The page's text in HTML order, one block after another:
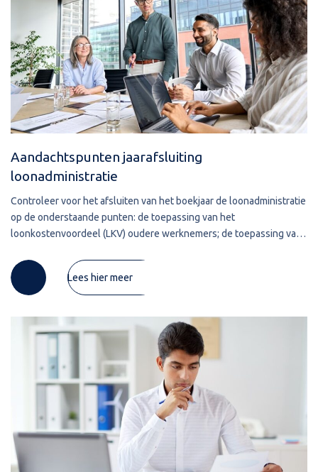
Aandachtspunten jaarafsluiting
loonadministratie
Controleer voor het afsluiten van het boekjaar de loonadministratie
op de onderstaande punten: de toepassing van het
loonkostenvoordeel (LKV) oudere werknemers; de toepassing van
voor
Lees hier meer